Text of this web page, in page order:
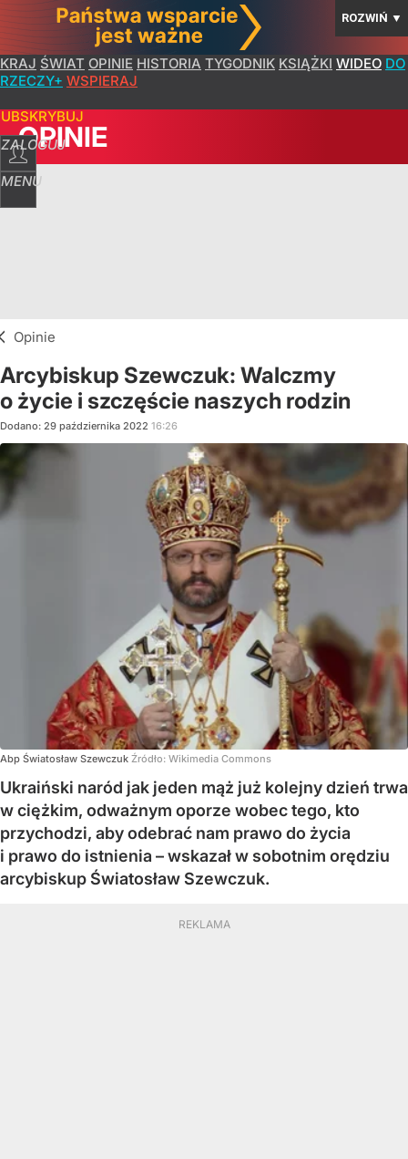
ROZWIŃ ▼
KRAJ ŚWIAT OPINIE HISTORIA TYGODNIK KSIĄŻKI WIDEO DO
RZECZY+ WSPIERAJ
ZALOGUJ
MENU
OPINIE
Opinie
Arcybiskup Szewczuk: Walczmy
o życie i szczęście naszych rodzin
Dodano: 29 października 2022 16:26
Abp Światosław Szewczuk Źródło: Wikimedia Commons
Ukraiński naród jak jeden mąż już kolejny dzień trwa
w ciężkim, odważnym oporze wobec tego, kto
przychodzi, aby odebrać nam prawo do życia
i prawo do istnienia – wskazał w sobotnim orędziu
arcybiskup Światosław Szewczuk.